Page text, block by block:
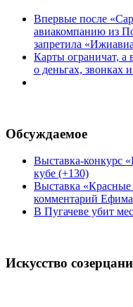
Впервые после
авиакомпанию из
запретила
Карты ограничат, а
о деньгах, звонках
Обсуждаемое
Выставка-конкурс
кубе (+130)
Выставка «Красные
комментарий
В Пугачеве убит
Искусство